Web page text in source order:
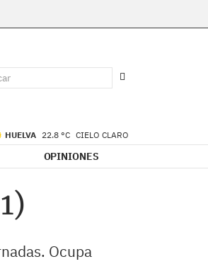
HUELVA 22.8 °C CIELO CLARO
OPINIONES
Ocupa